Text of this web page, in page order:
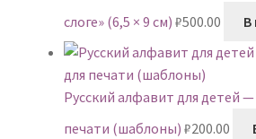
слоге» (6,5 × 9 см) ₽500.00 В
Русский алфавит для детей
печати (шаблоны) ₽200.00